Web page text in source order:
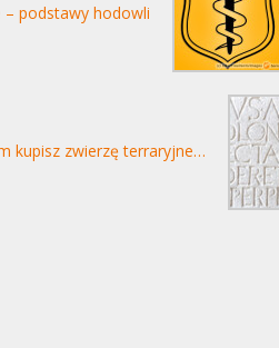
– podstawy hodowli
kupisz zwierzę terraryjne…